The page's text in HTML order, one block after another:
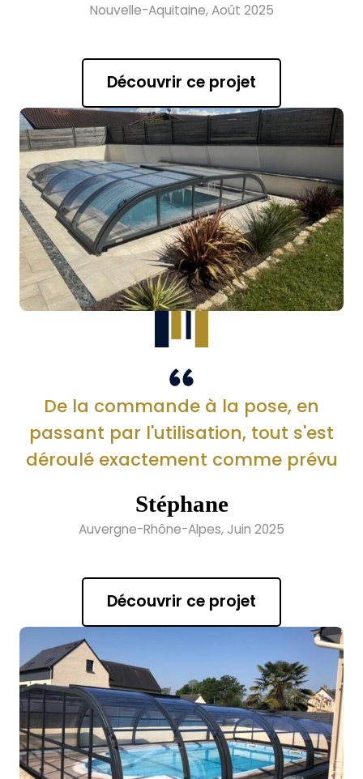
Nouvelle-Aquitaine, Août 2025
Découvrir ce projet
De la commande à la pose, en
passant par l'utilisation, tout s'est
déroulé exactement comme prévu
Stéphane
Auvergne-Rhône-Alpes, Juin 2025
Découvrir ce projet